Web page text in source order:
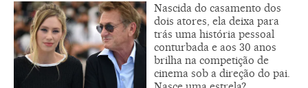
Nascida do casamento dos
dois atores, ela deixa para
trás uma história pessoal
conturbada e aos 30 anos
brilha na competição de
cinema sob a direção do pai.